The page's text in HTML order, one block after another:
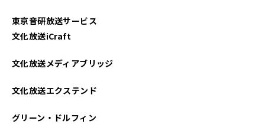
2025年01月
2024年12月
2024年11月
東京音研放送サービス
文化放送iCraft
文化放送メディアブリッジ
文化放送エクステンド
グリーン・ドルフィン